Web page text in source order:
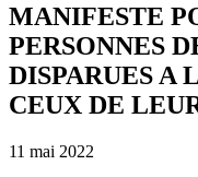
MANIFESTE
PERSONNES
DISPARUES A
CEUX DE
11 mai 2022